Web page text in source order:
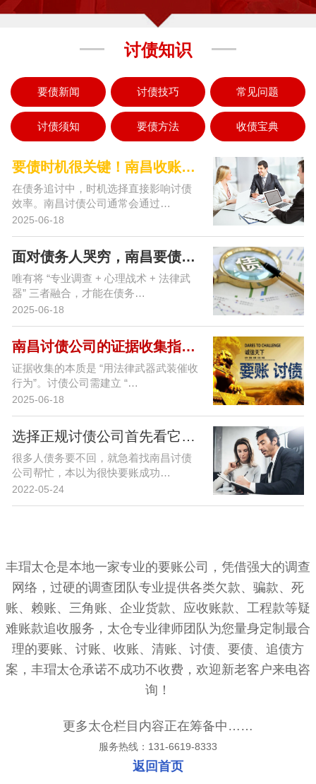
讨债知识
要债新闻 讨债技巧 常见问题
讨债须知 要债方法 收债宝典
要债时机很关键！南昌收账公司把握…
在债务追讨中，时机选择直接影响讨债
效率。南昌讨债公司通常会通过…
2025-06-18
面对债务人哭穷，南昌要债公司的应…
唯有将 “专业调查 + 心理战术 + 法律武
器” 三者融合，才能在债务…
2025-06-18
南昌讨债公司的证据收集指南：让欠…
证据收集的本质是 “用法律武器武装催收
行为”。讨债公司需建立 “…
2025-06-18
选择正规讨债公司首先看它的要账手…
很多人债务要不回，就急着找南昌讨债
公司帮忙，本以为很快要账成功…
2022-05-24
丰瑁太仓是本地一家专业的要账公司，凭借强大的调查
网络，过硬的调查团队专业提供各类欠款、骗款、死
账、赖账、三角账、企业货款、应收账款、工程款等疑
难账款追收服务，太仓专业律师团队为您量身定制最合
理的要账、讨账、收账、清账、讨债、要债、追债方
案，丰瑁太仓承诺不成功不收费，欢迎新老客户来电咨
询！
更多太仓栏目内容正在筹备中……
服务热线：131-6619-8333
返回首页